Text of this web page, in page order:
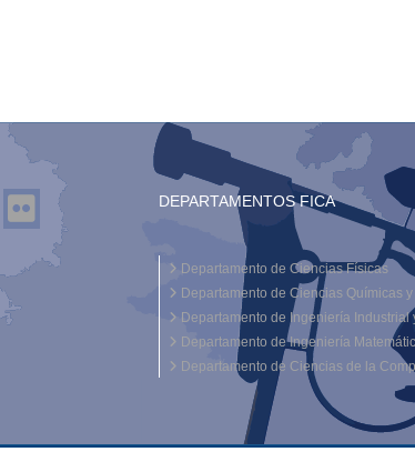
DEPARTAMENTOS FICA
Departamento de Ciencias Físicas
Departamento de Ciencias Químicas
Departamento de Ingeniería Industrial
Departamento de Ingeniería
Departamento de Ciencias de la